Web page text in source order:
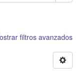
filtros avanzados